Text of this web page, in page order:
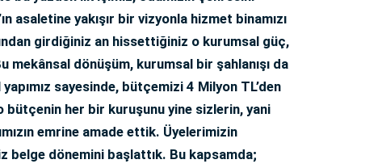
asaletine yakışır bir vizyonla hizmet binamızı
girdiğiniz an hissettiğiniz o kurumsal güç,
mekânsal dönüşüm, kurumsal bir şahlanışı da
sayesinde, bütçemizi 4 Milyon TL’den
bütçenin her bir kuruşunu yine sizlerin, yani
emrine amade ettik. Üyelerimizin
dönemini başlattık. Bu kapsamda;